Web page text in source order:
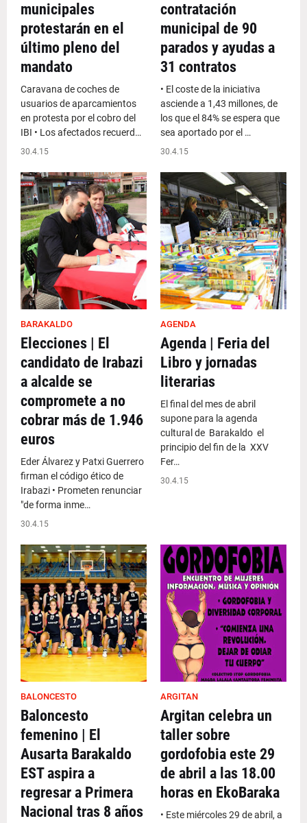
municipales
protestarán en el
último pleno del
mandato
Caravana de coches de
usuarios de aparcamientos
en protesta por el cobro del
IBI • Los afectados recuerd…
30.4.15
contratación
municipal de 90
parados y ayudas a
31 contratos
• El coste de la iniciativa
asciende a 1,43 millones, de
los que el 84% se espera que
sea aportado por el …
30.4.15
BARAKALDO
Elecciones | El
candidato de Irabazi
a alcalde se
compromete a no
cobrar más de 1.946
euros
Eder Álvarez y Patxi Guerrero
firman el código ético de
Irabazi • Prometen renunciar
"de forma inme…
30.4.15
AGENDA
Agenda | Feria del
Libro y jornadas
literarias
El final del mes de abril
supone para la agenda
cultural de Barakaldo el
principio del fin de la XXV
Fer…
30.4.15
BALONCESTO
Baloncesto
femenino | El
Ausarta Barakaldo
EST aspira a
regresar a Primera
Nacional tras 8 años
ARGITAN
Argitan celebra un
taller sobre
gordofobia este 29
de abril a las 18.00
horas en EkoBaraka
• Este miércoles 29 de abril, a